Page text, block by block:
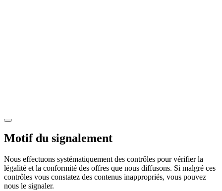
Motif du signalement
Nous effectuons systématiquement des contrôles pour vérifier la
légalité et la conformité des offres que nous diffusons. Si malgré ces
contrôles vous constatez des contenus inappropriés, vous pouvez
nous le signaler.